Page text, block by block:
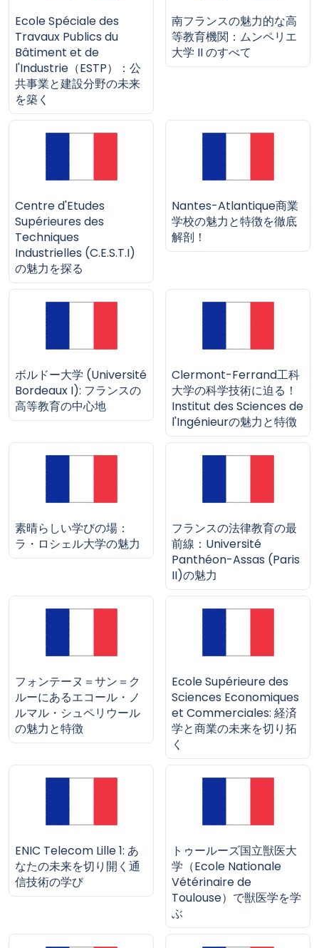
Ecole Spéciale des
Travaux Publics du
Bâtiment et de
l'Industrie（ESTP）：公
共事業と建設分野の未来
を築く
南フランスの魅力的な高
等教育機関：ムンペリエ
大学 II のすべて
Centre d'Etudes
Supérieures des
Techniques
Industrielles (C.E.S.T.I)
の魅力を探る
Nantes-Atlantique商業
学校の魅力と特徴を徹底
解剖！
ボルドー大学 (Université
Bordeaux I): フランスの
高等教育の中心地
Clermont-Ferrand工科
大学の科学技術に迫る！
Institut des Sciences de
l'Ingénieurの魅力と特徴
素晴らしい学びの場：
ラ・ロシェル大学の魅力
フランスの法律教育の最
前線：Université
Panthéon-Assas (Paris
II)の魅力
フォンテーヌ＝サン＝ク
ルーにあるエコール・ノ
ルマル・シュペリウール
の魅力と特徴
Ecole Supérieure des
Sciences Economiques
et Commerciales: 経済
学と商業の未来を切り拓
く
ENIC Telecom Lille 1: あ
なたの未来を切り開く通
信技術の学び
トゥールーズ国立獣医大
学（Ecole Nationale
Vétérinaire de
Toulouse）で獣医学を学
ぶ